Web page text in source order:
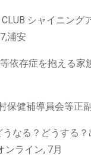
シャイニン
浦安
依存症を抱える
健補導員会等正
なる？どうする？
ンライン, 7月